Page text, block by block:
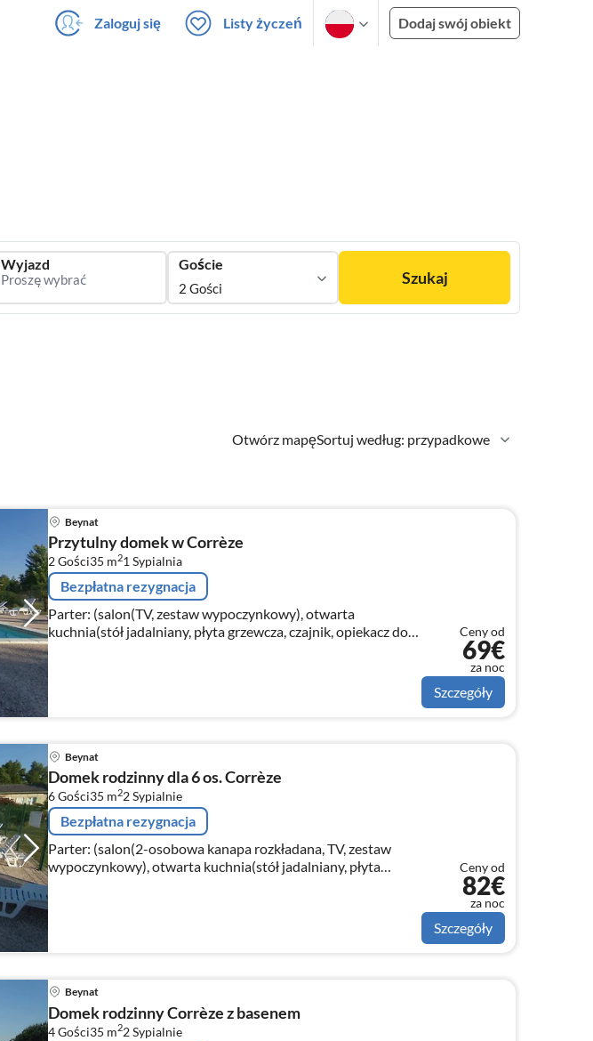
Zaloguj się Listy życzeń Dodaj swój obiekt
Wyjazd Goście
2 Gości
Szukaj
Otwórz mapęSortuj według: przypadkowe
Beynat
Przytulny domek w Corrèze
2 Gości35 m21 Sypialnia
Bezpłatna rezygnacja
Parter: (salon(TV, zestaw wypoczynkowy), otwarta
kuchnia(stół jadalniany, płyta grzewcza, czajnik, opiekacz do
chleba, okap, zaparzacz do kawy, kuchenka mikrofalowa,
zmywarka do na...
Ceny od
69€
za noc
Szczegóły
Beynat
Domek rodzinny dla 6 os. Corrèze
6 Gości35 m22Sypialnie
Bezpłatna rezygnacja
Parter: (salon(2-osobowa kanapa rozkładana, TV, zestaw
wypoczynkowy), otwarta kuchnia(stół jadalniany, płyta
grzewcza, czajnik, opiekacz do chleba, okap, zaparzacz do
kawy, kuchenk...
Ceny od
82€
za noc
Szczegóły
Beynat
Domek rodzinny Corrèze z basenem
4 Gości35 m22Sypialnie